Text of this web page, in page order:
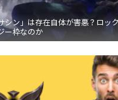
シン」は存在自体が害悪？ロッ
ー枠なのか